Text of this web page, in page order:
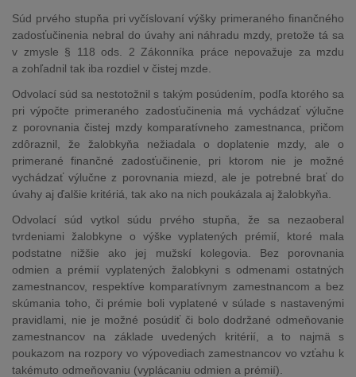
Súd prvého stupňa pri vyčíslovaní výšky primeraného finančného
zadosťučinenia nebral do úvahy ani náhradu mzdy, pretože tá sa
v zmysle § 118 ods. 2 Zákonníka práce nepovažuje za mzdu
a zohľadnil tak iba rozdiel v čistej mzde.
Odvolací súd sa nestotožnil s takým posúdením, podľa ktorého sa
pri výpočte primeraného zadosťučinenia má vychádzať výlučne
z porovnania čistej mzdy komparatívneho zamestnanca, pričom
zdôraznil, že žalobkyňa nežiadala o doplatenie mzdy, ale o
primerané finančné zadosťučinenie, pri ktorom nie je možné
vychádzať výlučne z porovnania miezd, ale je potrebné brať do
úvahy aj ďalšie kritériá, tak ako na nich poukázala aj žalobkyňa.
Odvolací súd vytkol súdu prvého stupňa, že sa nezaoberal
tvrdeniami žalobkyne o výške vyplatených prémií, ktoré mala
podstatne nižšie ako jej mužskí kolegovia. Bez porovnania
odmien a prémií vyplatených žalobkyni s odmenami ostatných
zamestnancov, respektíve komparatívnym zamestnancom a bez
skúmania toho, či prémie boli vyplatené v súlade s nastavenými
pravidlami, nie je možné posúdiť či bolo dodržané odmeňovanie
zamestnancov na základe uvedených kritérií, a to najmä s
poukazom na rozpory vo výpovediach zamestnancov vo vzťahu k
takémuto odmeňovaniu (vyplácaniu odmien a prémií).